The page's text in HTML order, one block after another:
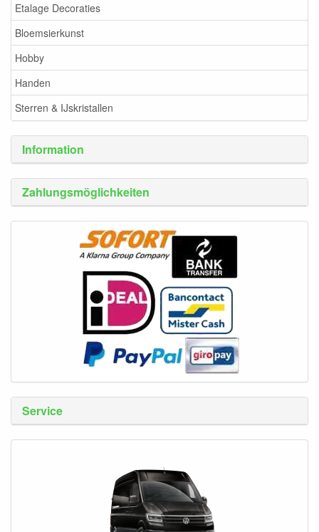
Etalage Decoraties
Bloemsierkunst
Hobby
Handen
Sterren & IJskristallen
Information
Zahlungsmöglichkeiten
Service